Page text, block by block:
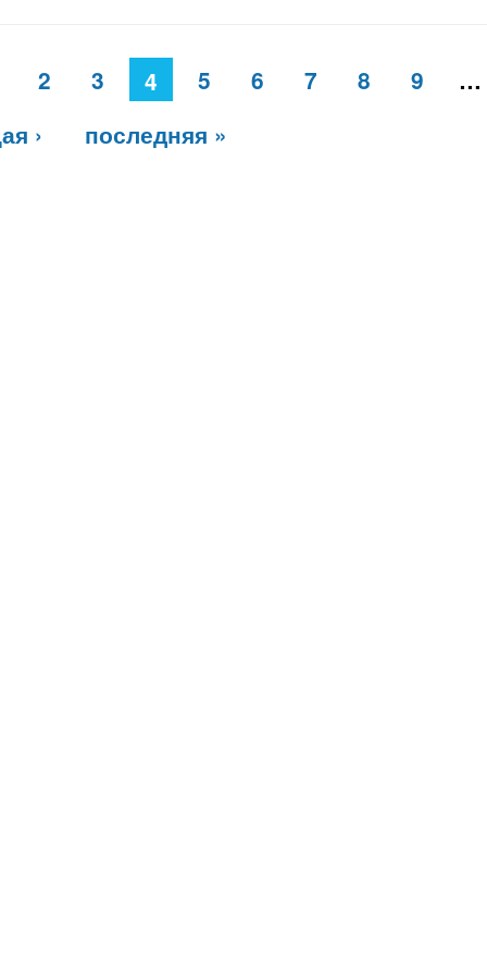
2 3 4 5 6 7 8 9
…
›
последняя »